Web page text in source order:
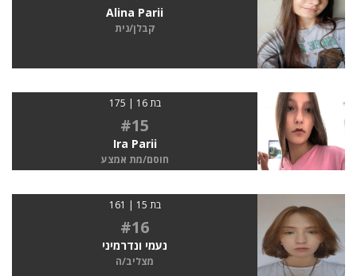
Alina Parii
קבלן/נית
בת 16 | 175
#15
Ira Parii
חוסם/מת אמצע
בת 15 | 161
#16
נעמי ונדרמיני
מצליב/ה